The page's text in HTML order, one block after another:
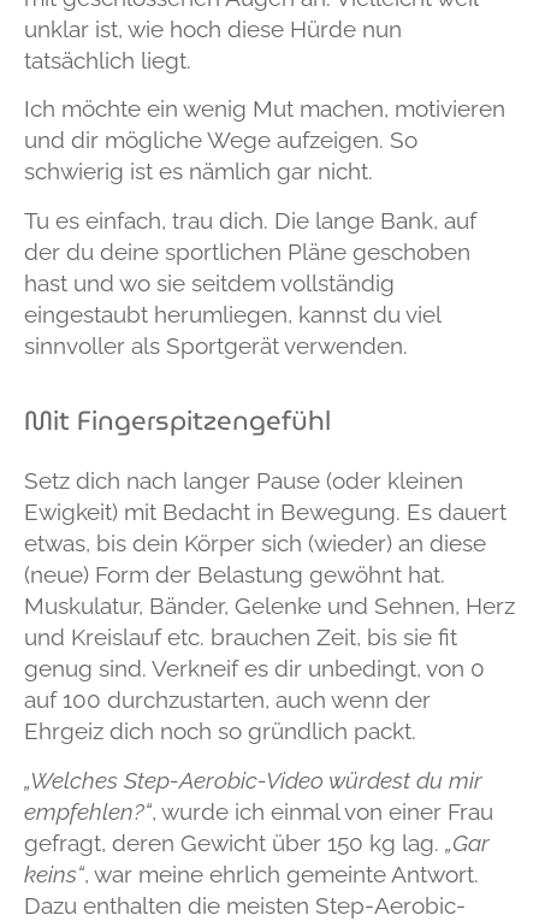
unklar ist, wie hoch diese Hürde nun
tatsächlich liegt.
Ich möchte ein wenig Mut machen, motivieren
und dir mögliche Wege aufzeigen. So
schwierig ist es nämlich gar nicht.
Tu es einfach, trau dich. Die lange Bank, auf
der du deine sportlichen Pläne geschoben
hast und wo sie seitdem vollständig
eingestaubt herumliegen, kannst du viel
sinnvoller als Sportgerät verwenden.
Mit Fingerspitzengefühl
Setz dich nach langer Pause (oder kleinen
Ewigkeit) mit Bedacht in Bewegung. Es dauert
etwas, bis dein Körper sich (wieder) an diese
(neue) Form der Belastung gewöhnt hat.
Muskulatur, Bänder, Gelenke und Sehnen, Herz
und Kreislauf etc. brauchen Zeit, bis sie fit
genug sind. Verkneif es dir unbedingt, von 0
auf 100 durchzustarten, auch wenn der
Ehrgeiz dich noch so gründlich packt.
„Welches Step-Aerobic-Video würdest du mir
empfehlen?“, wurde ich einmal von einer Frau
gefragt, deren Gewicht über 150 kg lag. „Gar
keins“, war meine ehrlich gemeinte Antwort.
Dazu enthalten die meisten Step-Aerobic-